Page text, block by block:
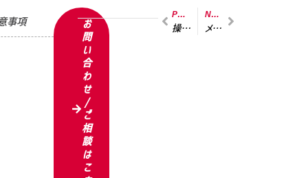
事項
お
問
い
合
わ
せ
/
ご
相
談
は
こ
PREVIOUS
操作方法がわからない時は教えてもらえますか？
NEXT
メールでの問い合わせには何日で返信がありますか？